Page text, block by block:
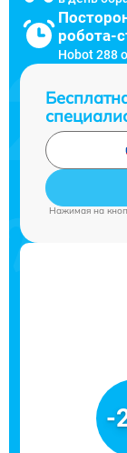
робота-
Hobot 288
Нажимая на
-